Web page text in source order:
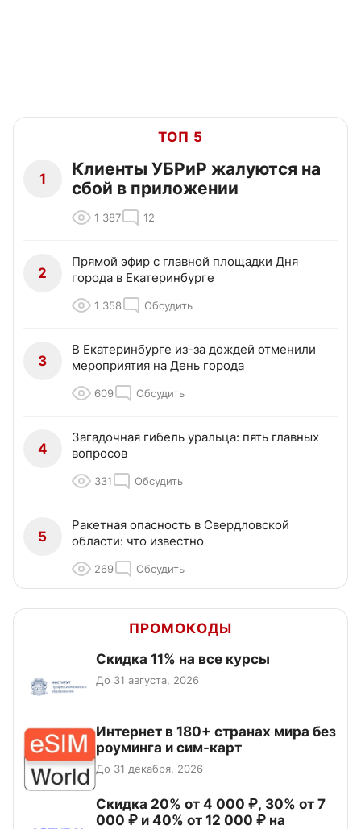
ТОП 5
1
Клиенты УБРиР жалуются на
сбой в приложении
1 387 12
2
Прямой эфир с главной площадки Дня
города в Екатеринбурге
1 358 Обсудить
3
В Екатеринбурге из-за дождей отменили
мероприятия на День города
609 Обсудить
4
Загадочная гибель уральца: пять главных
вопросов
331 Обсудить
5
Ракетная опасность в Свердловской
области: что известно
269 Обсудить
ПРОМОКОДЫ
Скидка 11% на все курсы
До 31 августа, 2026
Интернет в 180+ странах мира без
роуминга и сим-карт
До 31 декабря, 2026
Скидка 20% от 4 000 ₽, 30% от 7
000 ₽ и 40% от 12 000 ₽ на